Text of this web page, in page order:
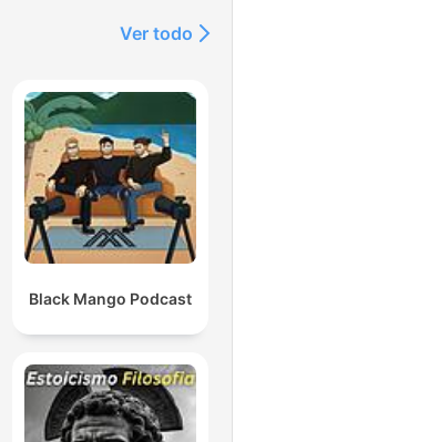
Ver todo
Black Mango Podcast